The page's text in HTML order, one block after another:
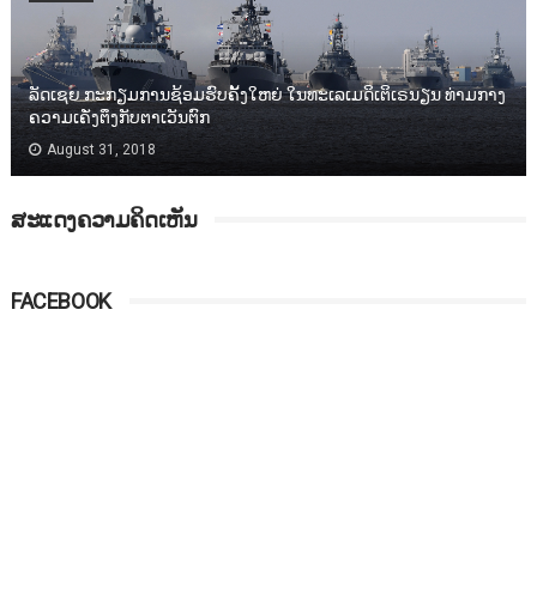
ລັດເຊຍ ກະກຽມການຊ້ອມຮົບຄັ້ງໃຫຍ່ ໃນທະເລເມດິເຕິເຣນຽນ ທ່າມກາງ
ຄວາມເຄັ່ງຕຶງກັບຕາເວັນຕົກ
August 31, 2018
ສະແດງຄວາມຄິດເຫັນ
FACEBOOK